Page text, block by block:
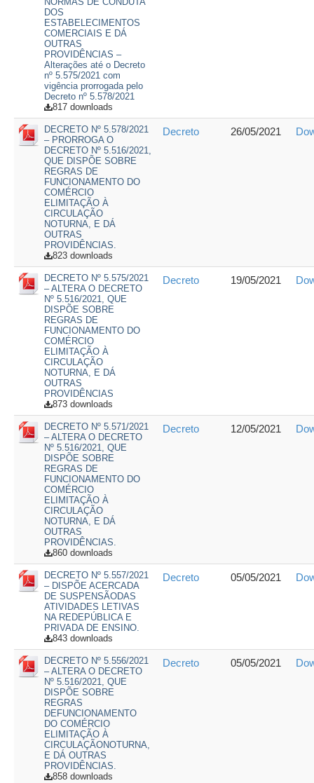
DOS
ESTABELECIMENTOS
COMERCIAIS E DÁ
OUTRAS
PROVIDÊNCIAS –
Alterações até o Decreto
nº 5.575/2021 com
vigência prorrogada pelo
Decreto nº 5.578/2021
817 downloads
DECRETO Nº 5.578/2021
– PRORROGA O
DECRETO Nº 5.516/2021,
QUE DISPÕE SOBRE
REGRAS DE
FUNCIONAMENTO DO
COMÉRCIO
ELIMITAÇÃO À
CIRCULAÇÃO
NOTURNA, E DÁ
OUTRAS
PROVIDÊNCIAS.
823 downloads
Decreto 26/05/2021
DECRETO Nº 5.575/2021
– ALTERA O DECRETO
Nº 5.516/2021, QUE
DISPÕE SOBRE
REGRAS DE
FUNCIONAMENTO DO
COMÉRCIO
ELIMITAÇÃO À
CIRCULAÇÃO
NOTURNA, E DÁ
OUTRAS
PROVIDÊNCIAS
873 downloads
Decreto 19/05/2021
DECRETO Nº 5.571/2021
– ALTERA O DECRETO
Nº 5.516/2021, QUE
DISPÕE SOBRE
REGRAS DE
FUNCIONAMENTO DO
COMÉRCIO
ELIMITAÇÃO À
CIRCULAÇÃO
NOTURNA, E DÁ
OUTRAS
PROVIDÊNCIAS.
860 downloads
Decreto 12/05/2021
DECRETO Nº 5.557/2021
– DISPÕE ACERCADA
DE SUSPENSÃODAS
ATIVIDADES LETIVAS
NA REDEPÚBLICA E
PRIVADA DE ENSINO.
843 downloads
Decreto 05/05/2021
DECRETO Nº 5.556/2021
– ALTERA O DECRETO
Nº 5.516/2021, QUE
DISPÕE SOBRE
REGRAS
DEFUNCIONAMENTO
DO COMÉRCIO
ELIMITAÇÃO À
CIRCULAÇÃONOTURNA,
E DÁ OUTRAS
PROVIDÊNCIAS.
858 downloads
Decreto 05/05/2021